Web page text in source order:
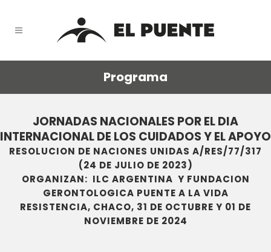
Programa
JORNADAS NACIONALES POR EL DIA
INTERNACIONAL DE LOS CUIDADOS Y EL APOYO
RESOLUCION DE NACIONES UNIDAS A/RES/77/317
(24 DE JULIO DE 2023)
ORGANIZAN: ILC ARGENTINA Y FUNDACION
GERONTOLOGICA PUENTE A LA VIDA
RESISTENCIA, CHACO, 31 DE OCTUBRE Y 01 DE
NOVIEMBRE DE 2024